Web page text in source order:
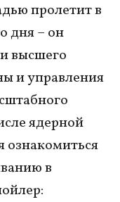
пролетит в
дня – он
высшего
и управления
ядерной
в